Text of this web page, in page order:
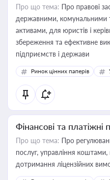
Про що тема: Про правові
державними, комунальними
активами, для юристів і
збереження та ефективне
підприємств і держави
Ринок цінних паперів
Фінансові та платіжні
Про що тема: Про
послуг, управління коштами, приймання платежів та
дотримання ліцензійних